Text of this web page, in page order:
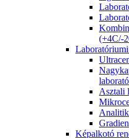
(+4C/-
Asztali
Képalkotó